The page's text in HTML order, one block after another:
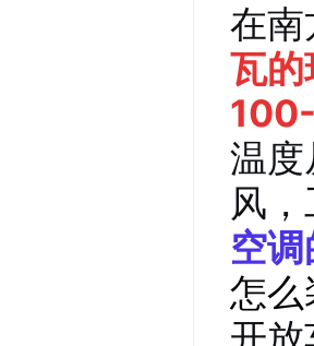
在南
瓦
温
风
空调
怎么
开